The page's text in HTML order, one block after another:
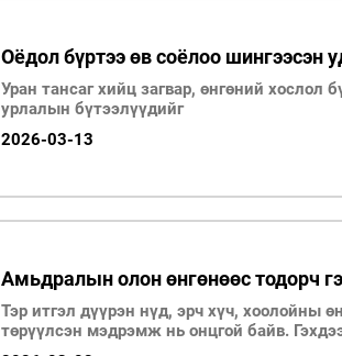
Оёдол бүртээ өв соёлоо шингээсэн
Уран тансаг хийц загвар, өнгөний хослол
урлалын бүтээлүүдийг
2026-03-13
Амьдралын олон өнгөнөөс тодорч
Тэр итгэл дүүрэн нүд, эрч хүч, хоолойны
төрүүлсэн мэдрэмж нь онцгой байв.